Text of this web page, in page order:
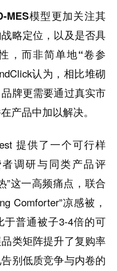
MES模型更加关注其
略定位，以及是否具
，而非简单地“卷参
认为，相比堆砌
牌更需要通过真实市
产品中加以解决。
提供了一个可行样
调研与同类产品评
”这一高频痛点，联合
Comforter”凉感被，
普通被子3-4倍的可
类矩阵提升了复购率
别低质竞争与内卷的